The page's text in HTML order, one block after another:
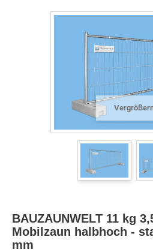
BAUZAUNWELT 11 kg
Mobilzaun halbhoch -
mm